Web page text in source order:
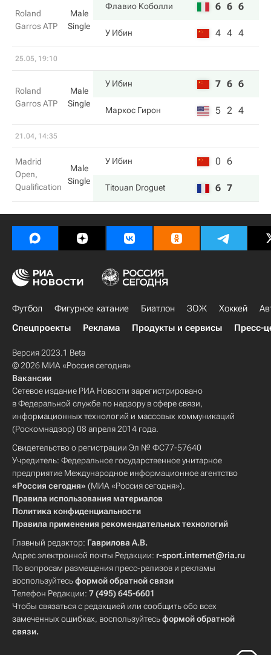
Roland
Garros ATP
Male
Single
Флавио Коболли 6 6 6
У Ибин 4 4 4
25.05, 19:10
Roland
Garros ATP
Male
Single
У Ибин 7 6 6
Маркос Гирон 5 2 4
21.04, 14:35
Madrid
Open,
Qualification
Male
Single
У Ибин 0 6
Titouan Droguet 6 7
Футбол Фигурное катание Биатлон ЗОЖ Хоккей
Спецпроекты
Реклама Продукты и сервисы Пресс-
Версия 2023.1 Beta
© 2026 МИА «Россия сегодня»
Вакансии
Сетевое издание РИА Новости зарегистрировано
в Федеральной службе по надзору в сфере связи,
информационных технологий и массовых коммуникаций
(Роскомнадзор) 08 апреля 2014 года.
Свидетельство о регистрации Эл № ФС77-57640
Учредитель: Федеральное государственное унитарное
предприятие Международное информационное агентство
«Россия сегодня» (МИА «Россия сегодня»).
Правила использования материалов
Политика конфиденциальности
Правила применения рекомендательных технологий
Главный редактор: Гаврилова А.В.
Адрес электронной почты Редакции: r-sport.internet@ria.ru
По вопросам размещения пресс-релизов и рекламы
воспользуйтесьформой обратной связи
Телефон Редакции: 7 (495) 645-6601
Чтобы связаться с редакцией или сообщить обо всех
замеченных ошибках, воспользуйтесьформой обратной
связи.